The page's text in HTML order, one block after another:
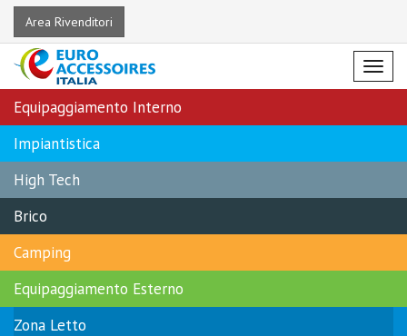
Area Rivenditori
Menu
Equipaggiamento Interno
Impiantistica
High Tech
Brico
Camping
Equipaggiamento Esterno
Zona Letto